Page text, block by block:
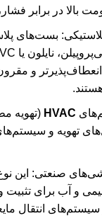
بالا در برابر
بست‌های
و
HVAC (تهویه
تهویه و
صنعتی: این
و آب برای
انتقال